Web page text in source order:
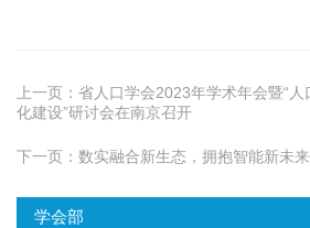
上一页： 省人口学会2023年学术年会暨“
化建设”研讨会在南京召开
下一页： 数实融合新生态，拥抱智能新未来
学会部